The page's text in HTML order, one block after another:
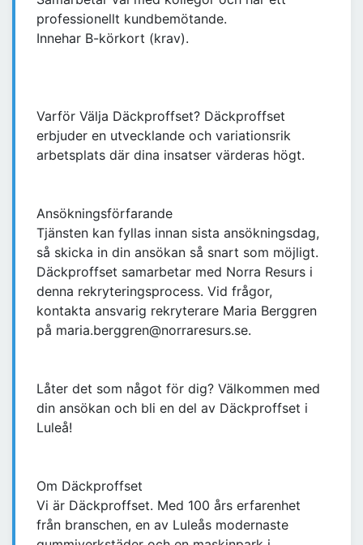
professionellt kundbemötande.
Innehar B-körkort (krav).
Varför Välja Däckproffset? Däckproffset
erbjuder en utvecklande och variationsrik
arbetsplats där dina insatser värderas högt.
Ansökningsförfarande
Tjänsten kan fyllas innan sista ansökningsdag,
så skicka in din ansökan så snart som möjligt.
Däckproffset samarbetar med Norra Resurs i
denna rekryteringsprocess. Vid frågor,
kontakta ansvarig rekryterare Maria Berggren
på maria.berggren@norraresurs.se.
Låter det som något för dig? Välkommen med
din ansökan och bli en del av Däckproffset i
Luleå!
Om Däckproffset
Vi är Däckproffset. Med 100 års erfarenhet
från branschen, en av Luleås modernaste